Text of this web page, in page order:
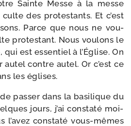
Sainte Messe à la messe
des pro­tes­tants. Et c’est
Parce que nous ne vou­
pro­tes­tant. Nous vou­lons le
est essen­tiel à l’Église. On
autel contre autel. Or c’est ce
les églises.
pas­ser dans la basi­lique du
jours, j’ai consta­té moi-​
l’avez consta­té vous-​mêmes